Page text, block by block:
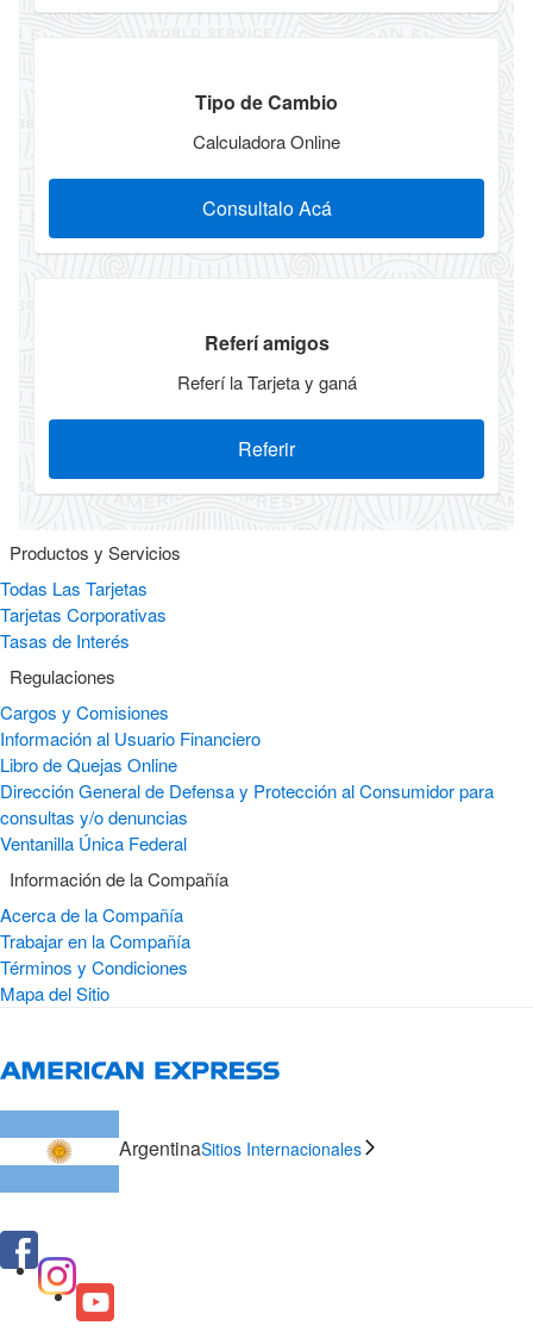
Tipo de Cambio
Calculadora Online
Consultalo Acá
Referí amigos
Referí la Tarjeta y ganá
Referir
Productos y Servicios
Todas Las Tarjetas
Tarjetas Corporativas
Tasas de Interés
Regulaciones
Cargos y Comisiones
Información al Usuario Financiero
Libro de Quejas Online
Dirección General de Defensa y Protección al Consumidor para
consultas y/o denuncias
Ventanilla Única Federal
Información de la Compañía
Acerca de la Compañía
Trabajar en la Compañía
Términos y Condiciones
Mapa del Sitio
ArgentinaSitios Internacionales